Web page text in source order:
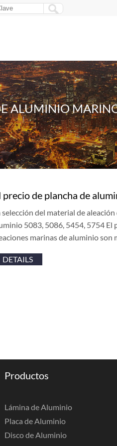
ALUMINIO
precio de plancha de
selección del material de
5083, 5086, 5454, 5754 El
marinas de aluminio
DETAILS
Productos
Lámina de Aluminio
Placa de Aluminio
Disco de Aluminio